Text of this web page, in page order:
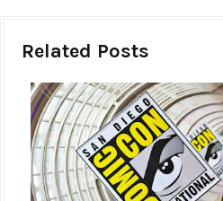
Related Posts